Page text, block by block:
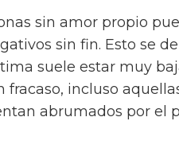
sin amor propio
sin fin. Esto se
suele estar muy
fracaso, incluso
abrumados por el